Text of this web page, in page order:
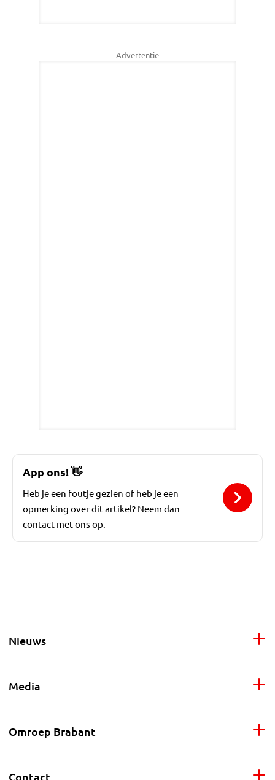
Advertentie
App ons! 👋
Heb je een foutje gezien of heb je een
opmerking over dit artikel? Neem dan
contact met ons op.
Nieuws
Media
Omroep Brabant
Contact